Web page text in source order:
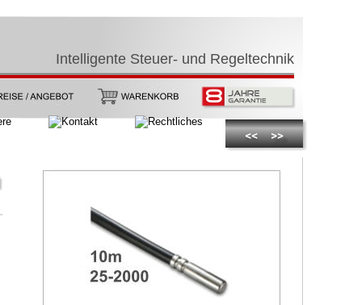
Intelligente Steuer- und Regeltechnik